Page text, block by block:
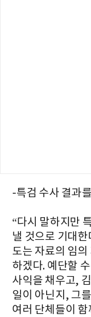
-특검 수사 결과
“다시 말하지만
낼 것으로 기대한
도는 자료의 임
하겠다. 예단할
사익을 채우고,
일이 아닌지, 그
여러 단체들이